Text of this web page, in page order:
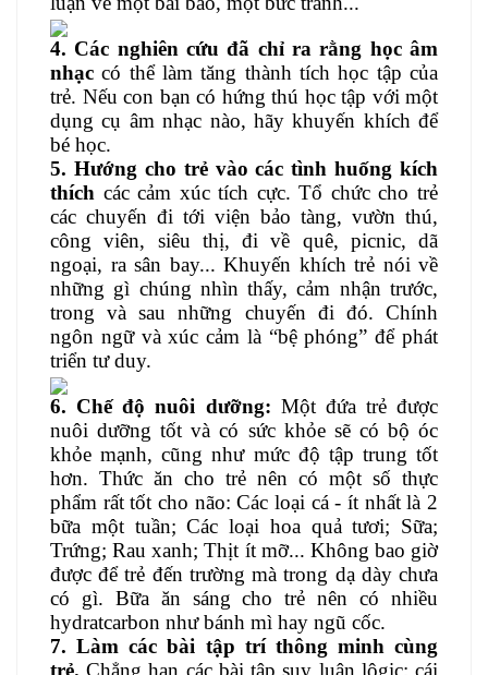
4. Các nghiên cứu đã chỉ ra rằng học âm
nhạc có thể làm tăng thành tích học tập của
trẻ. Nếu con bạn có hứng thú học tập với một
dụng cụ âm nhạc nào, hãy khuyến khích để
bé học.
5. Hướng cho trẻ vào các tình huống kích
thích các cảm xúc tích cực. Tổ chức cho trẻ
các chuyến đi tới viện bảo tàng, vườn thú,
công viên, siêu thị, đi về quê, picnic, dã
ngoại, ra sân bay... Khuyến khích trẻ nói về
những gì chúng nhìn thấy, cảm nhận trước,
trong và sau những chuyến đi đó. Chính
ngôn ngữ và xúc cảm là “bệ phóng” để phát
triển tư duy.
6. Chế độ nuôi dưỡng: Một đứa trẻ được
nuôi dưỡng tốt và có sức khỏe sẽ có bộ óc
khỏe mạnh, cũng như mức độ tập trung tốt
hơn. Thức ăn cho trẻ nên có một số thực
phẩm rất tốt cho não: Các loại cá - ít nhất là 2
bữa một tuần; Các loại hoa quả tươi; Sữa;
Trứng; Rau xanh; Thịt ít mỡ... Không bao giờ
được để trẻ đến trường mà trong dạ dày chưa
có gì. Bữa ăn sáng cho trẻ nên có nhiều
hydratcarbon như bánh mì hay ngũ cốc.
7. Làm các bài tập trí thông minh cùng
trẻ. Chẳng hạn các bài tập suy luận lôgic: cái